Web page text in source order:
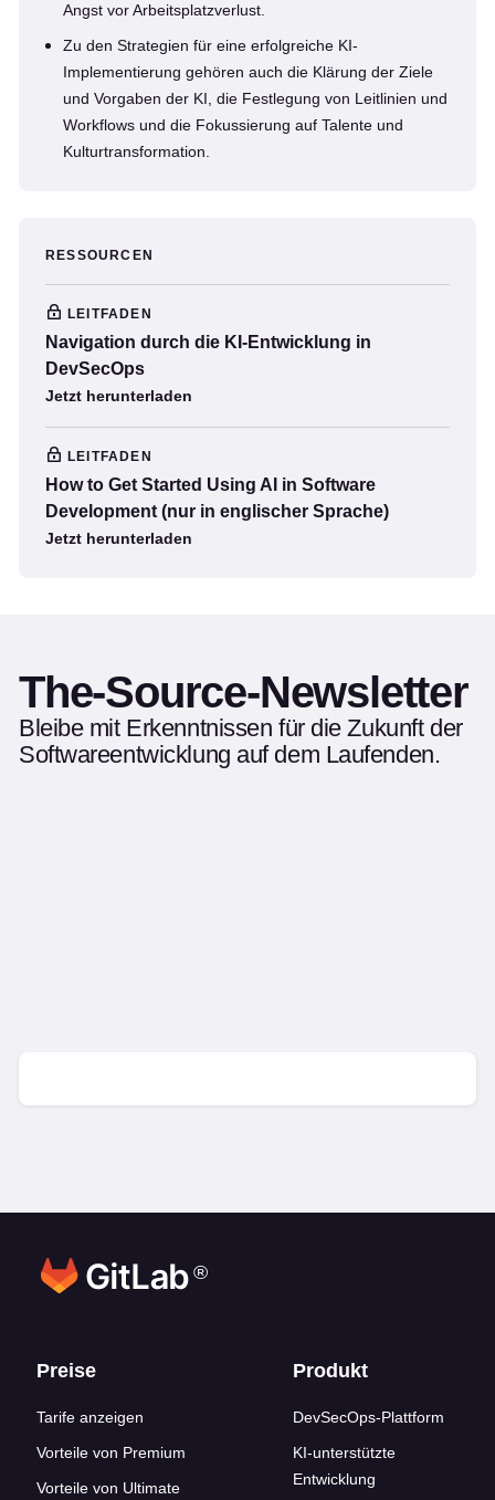
Angst vor Arbeitsplatzverlust.
Zu den Strategien für eine erfolgreiche KI-
Implementierung gehören auch die Klärung der Ziele
und Vorgaben der KI, die Festlegung von Leitlinien und
Workflows und die Fokussierung auf Talente und
Kulturtransformation.
RESSOURCEN
LEITFADEN
Navigation durch die KI-Entwicklung in
DevSecOps
Jetzt herunterladen
LEITFADEN
How to Get Started Using AI in Software
Development (nur in englischer Sprache)
Jetzt herunterladen
The-Source-Newsletter
Bleibe mit Erkenntnissen für die Zukunft der
Softwareentwicklung auf dem Laufenden.
®
Footer-Links
Preise
Tarife anzeigen
Vorteile von Premium
Vorteile von Ultimate
Produkt
DevSecOps-Plattform
KI-unterstützte
Entwicklung